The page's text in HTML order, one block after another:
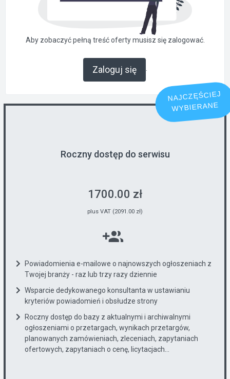
Aby zobaczyć pełną treść oferty musisz się zalogować.
Zaloguj się .
NAJCZĘŚCIEJ
WYBIERANE
Roczny dostęp do serwisu
1700.00 zł
plus VAT (2091.00 zł)
Powiadomienia e-mailowe o najnowszych ogłoszeniach z
Twojej branży - raz lub trzy razy dziennie
Wsparcie dedykowanego konsultanta w ustawianiu
kryteriów powiadomień i obsłudze strony
Roczny dostęp do bazy z aktualnymi i archiwalnymi
ogłoszeniami o przetargach, wynikach przetargów,
planowanych zamówieniach, zleceniach, zapytaniach
ofertowych, zapytaniach o cenę, licytacjach...